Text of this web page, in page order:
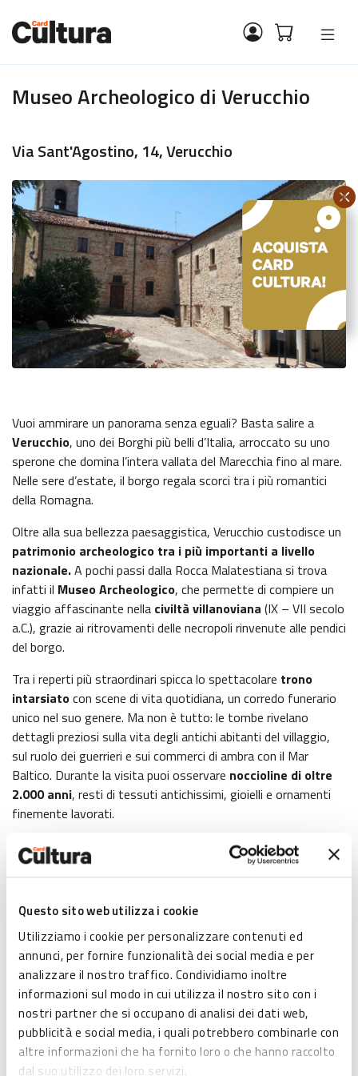
Questo sito web utilizza i cookie
Utilizziamo i cookie per personalizzare contenuti ed
annunci, per fornire funzionalità dei social media e per
analizzare il nostro traffico. Condividiamo inoltre
informazioni sul modo in cui utilizza il nostro sito con i
nostri partner che si occupano di analisi dei dati web,
pubblicità e social media, i quali potrebbero combinarle con
altre informazioni che ha fornito loro o che hanno raccolto
dal suo utilizzo dei loro servizi.
Museo Archeologico di Verucchio
Via Sant'Agostino, 14, Verucchio
Vuoi ammirare un panorama senza eguali? Basta salire a
Verucchio, uno dei Borghi più belli d’Italia, arroccato su uno
sperone che domina l’intera vallata del Marecchia fino al mare.
Nelle sere d’estate, il borgo regala scorci tra i più romantici
della Romagna.
Oltre alla sua bellezza paesaggistica, Verucchio custodisce un
patrimonio archeologico tra i più importanti a livello
nazionale.A pochi passi dalla Rocca Malatestiana si trova
infatti il Museo Archeologico, che permette di compiere un
viaggio affascinante nella civiltà villanoviana (IX – VII secolo
a.C.), grazie ai ritrovamenti delle necropoli rinvenute alle pendici
del borgo.
Tra i reperti più straordinari spicca lo spettacolare trono
intarsiatocon scene di vita quotidiana, un corredo funerario
unico nel suo genere. Ma non è tutto: le tombe rivelano
dettagli preziosi sulla vita degli antichi abitanti del villaggio,
sul ruolo dei guerrieri e sui commerci di ambra con il Mar
Baltico. Durante la visita puoi osservare noccioline di oltre
2.000 anni, resti di tessuti antichissimi, gioielli e ornamenti
finemente lavorati.
Il Museo offre sia
, che arricchiscono
l’esperienza con racconti e curiosità, sia un percorso
autonomia la storia, tra coinvolgimento e colpi di scena.
Ospitato all’interno del suggestivomonastero di
Sant’Agostino, il Museo regala anche un contesto unico:
loggiato, balcone panoramico, antico pozzo e un piccolo
anfiteatro all’aperto rendono questo luogo non solo un
viaggio nel passato, ma anche uno spazio silenzioso e
magico, ideale per sostare e lasciarsi incantare.